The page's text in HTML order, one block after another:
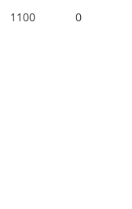
1100 0